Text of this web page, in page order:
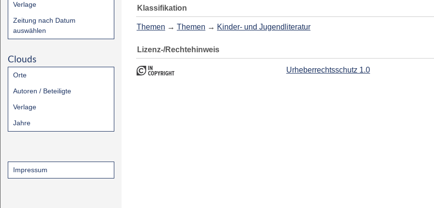
Verlage
Zeitung nach Datum
auswählen
Clouds
Orte
Autoren / Beteiligte
Verlage
Jahre
Impressum
Klassifikation
Themen → Themen → Kinder- und Jugendliteratur
Lizenz-/Rechtehinweis
Urheberrechtsschutz 1.0